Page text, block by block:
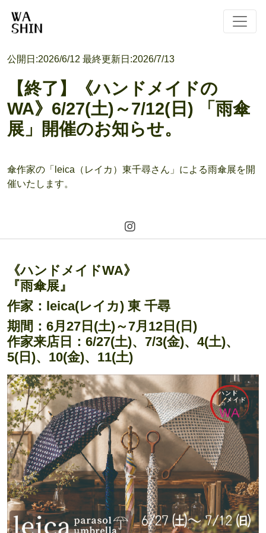
公開日:2026/6/12 最終更新日:2026/7/13
【終了】《ハンドメイドの
WA》6/27(土)～7/12(日) 「雨傘
展」開催のお知らせ。
傘作家の「leica（レイカ）東千尋さん」による雨傘展を開
催いたします。
《ハンドメイドWA》
『雨傘展』
作家：leica(レイカ) 東 千尋
期間：6月27日(土)～7月12日(日)
作家来店日：6/27(土)、7/3(金)、4(土)、
5(日)、10(金)、11(土)